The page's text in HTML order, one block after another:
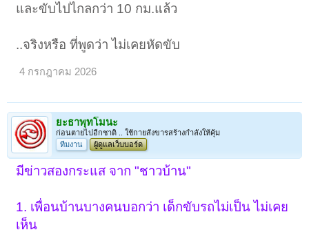
และขับไปไกลกว่า 10 กม.แล้ว
..จริงหรือ ที่พูดว่า ไม่เคยหัดขับ
4 กรกฎาคม 2026
ยะธาพุทโมนะ
ก่อนตายไปอีกชาติ .. ใช้กายสังขารสร้างกำลังให้คุ้ม
ทีมงาน
ผู้ดูแลเว็บบอร์ด
มีข่าวสองกระแส จาก "ชาวบ้าน"
1. เพื่อนบ้านบางคนบอกว่า เด็กขับรถไม่เป็น ไม่เคย
เห็น